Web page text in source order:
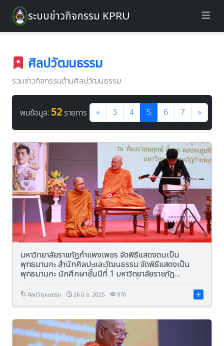
ระบบข่าวกิจกรรม KPRU
ศิลปวัฒนธรรม
รวมข่าวกิจกรรมด้านศิลปวัฒนธรรม
พบข้อมูล: 52 รายการ « 3 4 5 6 7 »
มหาวิทยาลัยราชภัฏกำแพงเพชร จัดพิธีแสดงตนเป็น
พุทธมามกะ สำนักศิลปะและวัฒนธรรม จัดพิธีแสดงเป็น
พุทธมามกะ นักศึกษาชั้นปีที่ 1 มหาวิทยาลัยราชภัฏ
นิกาย)
ศิลปวัฒนธรรม 26 มิ.ย. 2025 870